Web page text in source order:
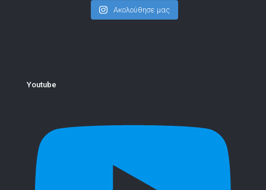
Ακολούθησε μας
Youtube